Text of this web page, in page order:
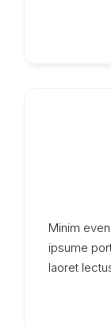
Minim
ipsume
laoret